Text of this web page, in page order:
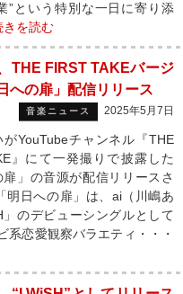
”という特別な一日に寄り添
きを読む
THE FIRST TAKEバージ
への扉」配信リリース
音楽ニュース 2025年5月7日
YouTubeチャンネル『THE
』にて一発撮りで披露した
扉」の音源が配信リリースさ
日への扉」は、ai（川嶋あ
のデビューシングルとして
系恋愛観察バラエティ・・・